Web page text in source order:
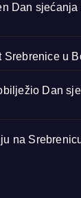
Dan sjećanja
u
Dan
na